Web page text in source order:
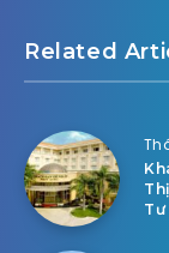
Related
Tư